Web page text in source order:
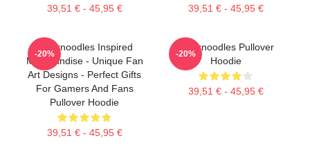
39,51 € - 45,95 € 39,51 € - 45,95 €
Thinknoodles Inspired
Merchandise - Unique Fan
Art Designs - Perfect Gifts
For Gamers And Fans
Pullover Hoodie
39,51 € - 45,95 €
-20%
Thinknoodles Pullover
Hoodie
39,51 € - 45,95 €
-20%